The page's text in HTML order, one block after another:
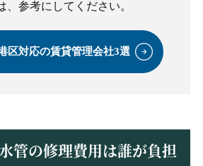
、参考にしてください。
区対応の賃貸管理会社3選
管の修理費用は誰が負担